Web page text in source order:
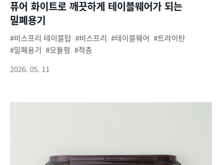
퓨어 화이트로 깨끗하게 테이블웨어가 되는
밀폐용기
비스프리 테이블탑 비스프리 테이블웨어
트라이탄
밀폐용기
모듈형
적층
2026. 05. 11